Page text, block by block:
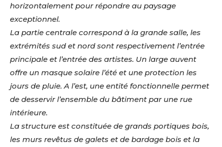
horizontalement pour répondre au paysage
exceptionnel.
La partie centrale correspond à la grande salle, les
extrémités sud et nord sont respectivement l’entrée
principale et l’entrée des artistes. Un large auvent
offre un masque solaire l’été et une protection les
jours de pluie. A l’est, une entité fonctionnelle permet
de desservir l’ensemble du bâtiment par une rue
intérieure.
La structure est constituée de grands portiques bois,
les murs revêtus de galets et de bardage bois et la